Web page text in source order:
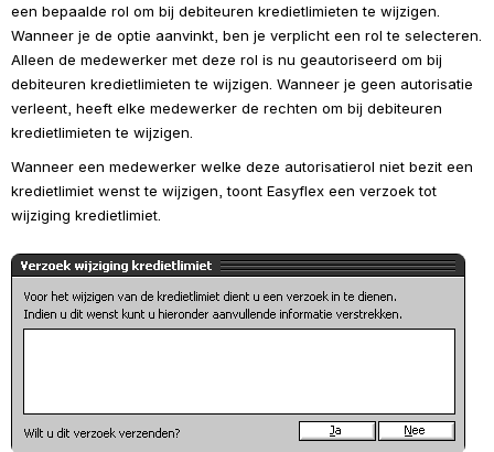
een bepaalde rol om bij debiteuren kredietlimieten te wijzigen.
Wanneer je de optie aanvinkt, ben je verplicht een rol te selecteren.
Alleen de medewerker met deze rol is nu geautoriseerd om bij
debiteuren kredietlimieten te wijzigen. Wanneer je geen autorisatie
verleent, heeft elke medewerker de rechten om bij debiteuren
kredietlimieten te wijzigen.
Wanneer een medewerker welke deze autorisatierol niet bezit een
kredietlimiet wenst te wijzigen, toont Easyflex een verzoek tot
wijziging kredietlimiet.
Open